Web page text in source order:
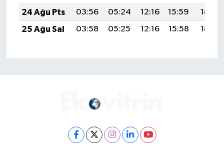
24 Ağu Pts
03:56 05:24 12:16 15:59
18:58
25 Ağu Sal
03:58 05:25 12:16 15:58 18:57